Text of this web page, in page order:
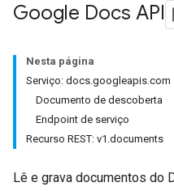
Google Docs API
Nesta página
Serviço: docs.googleapis.com
Documento de descoberta
Endpoint de serviço
Recurso REST: v1.documents
Lê e grava documentos do